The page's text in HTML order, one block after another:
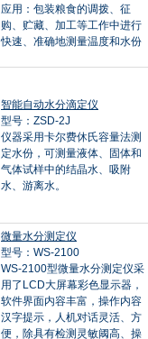
应用：包装粮食的调拨、征
购、贮藏、加工等工作中进行
快速、准确地测量温度和水份
智能自动水分滴定仪
型号：ZSD-2J
仪器采用卡尔费休氏容量法测
定水份，可测量液体、固体和
气体试样中的结晶水、吸附
水、游离水。
微量水分测定仪
型号：WS-2100
WS-2100型微量水分测定仪采
用了LCD大屏幕彩色显示器，
软件界面内容丰富，操作内容
汉字提示，人机对话灵活、方
便，除具有检测灵敏阈高、操